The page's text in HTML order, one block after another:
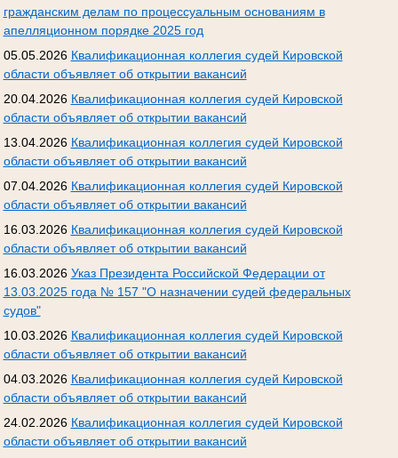
гражданским делам по процессуальным основаниям в
апелляционном порядке 2025 год
05.05.2026 Квалификационная коллегия судей Кировской
области объявляет об открытии вакансий
20.04.2026 Квалификационная коллегия судей Кировской
области объявляет об открытии вакансий
13.04.2026 Квалификационная коллегия судей Кировской
области объявляет об открытии вакансий
07.04.2026 Квалификационная коллегия судей Кировской
области объявляет об открытии вакансий
16.03.2026 Квалификационная коллегия судей Кировской
области объявляет об открытии вакансий
16.03.2026 Указ Президента Российской Федерации от
13.03.2025 года № 157 "О назначении судей федеральных
судов"
10.03.2026 Квалификационная коллегия судей Кировской
области объявляет об открытии вакансий
04.03.2026 Квалификационная коллегия судей Кировской
области объявляет об открытии вакансий
24.02.2026 Квалификационная коллегия судей Кировской
области объявляет об открытии вакансий